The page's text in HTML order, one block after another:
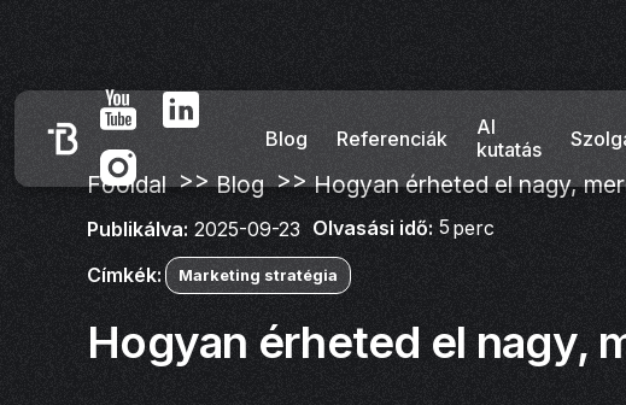
Blog Referenciák
AI
kutatás
Főoldal >> Blog >> Hogyan érheted el nagy,
Publikálva: 2025-09-23 Olvasási idő: 5 perc
Címkék:
Marketing stratégia
Hogyan érheted el nagy,